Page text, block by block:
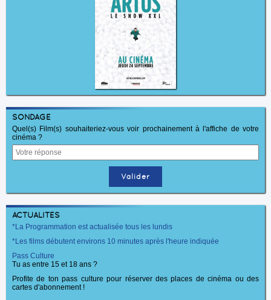
SONDAGE
Quel(s) Film(s) souhaiteriez-vous voir prochainement à l'affiche de votre
cinéma ?
ACTUALITÉS
*La Programmation est actualisée tous les lundis
*Les films débutent environs 10 minutes après l'heure indiquée
Pass Culture
Tu as entre 15 et 18 ans ?
Profite de ton pass culture pour réserver des places de cinéma ou des
cartes d'abonnement !